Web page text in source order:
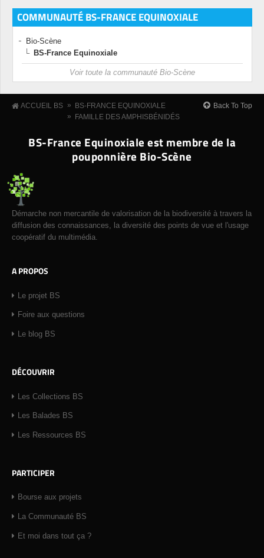
COMMUNAUTÉ BS-FRANCE EQUINOXIALE
Bio-Scène
BS-France Equinoxiale
Voir toute la communauté Bio-Scène
ACCUEIL BS »
BS-FRANCE EQUINOXIALE
»
FAMILLE DES AMPHISBÉNIDÉS
Back To Top
BS-France Equinoxiale est membre de la
pouponnière Bio-Scène
Démarche non mercantile de valorisation de la biodiversité à travers la
diffusion des connaissances, la diversité des points de vue et l'usage
coopératif du multimédia.
A PROPOS
Le projet BS
Foire aux questions
Le blog BS
DÉCOUVRIR
Les Collections BS
Les Balades BS
Les Ressources BS
PARTICIPER
Bourse aux projets
La Communauté BS
Et moi dans tout ça ?